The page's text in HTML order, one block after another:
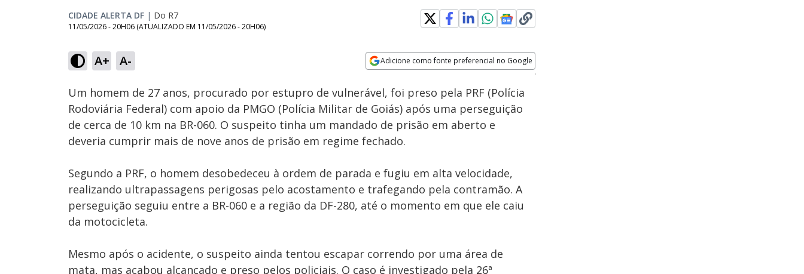
CIDADE ALERTA DF | Do R7
11/05/2026 - 20H06 (ATUALIZADO EM 11/05/2026 - 20H06)
A+ A- Adicione como fonte preferencial no Google
Ativar
Som
Velocidade
Um homem de 27 anos, procurado por estupro de vulnerável, foi preso pela PRF (Polícia
Rodoviária Federal) com apoio da PMGO (Polícia Militar de Goiás) após uma perseguição
de cerca de 10 km na BR-060. O suspeito tinha um mandado de prisão em aberto e
deveria cumprir mais de nove anos de prisão em regime fechado.
Segundo a PRF, o homem desobedeceu à ordem de parada e fugiu em alta velocidade,
realizando ultrapassagens perigosas pelo acostamento e trafegando pela contramão. A
perseguição seguiu entre a BR-060 e a região da DF-280, até o momento em que ele caiu
da motocicleta.
Mesmo após o acidente, o suspeito ainda tentou escapar correndo por uma área de
mata, mas acabou alcançado e preso pelos policiais. O caso é investigado pela 26ª